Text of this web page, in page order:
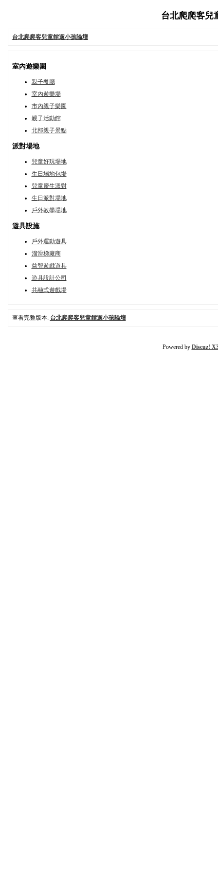
台北爬爬客兒
台北爬爬客兒童館遛小孩論壇
室內遊樂園
親子餐廳
室內遊樂場
市內親子樂園
親子活動館
北部親子景點
派對場地
兒童好玩場地
生日場地包場
兒童慶生派對
生日派對場地
戶外教學場地
遊具設施
戶外運動遊具
溜滑梯廠商
益智遊戲遊具
遊具設計公司
共融式遊戲場
查看完整版本: 台北爬爬客兒童館遛小孩論壇
Powered by Discuz!